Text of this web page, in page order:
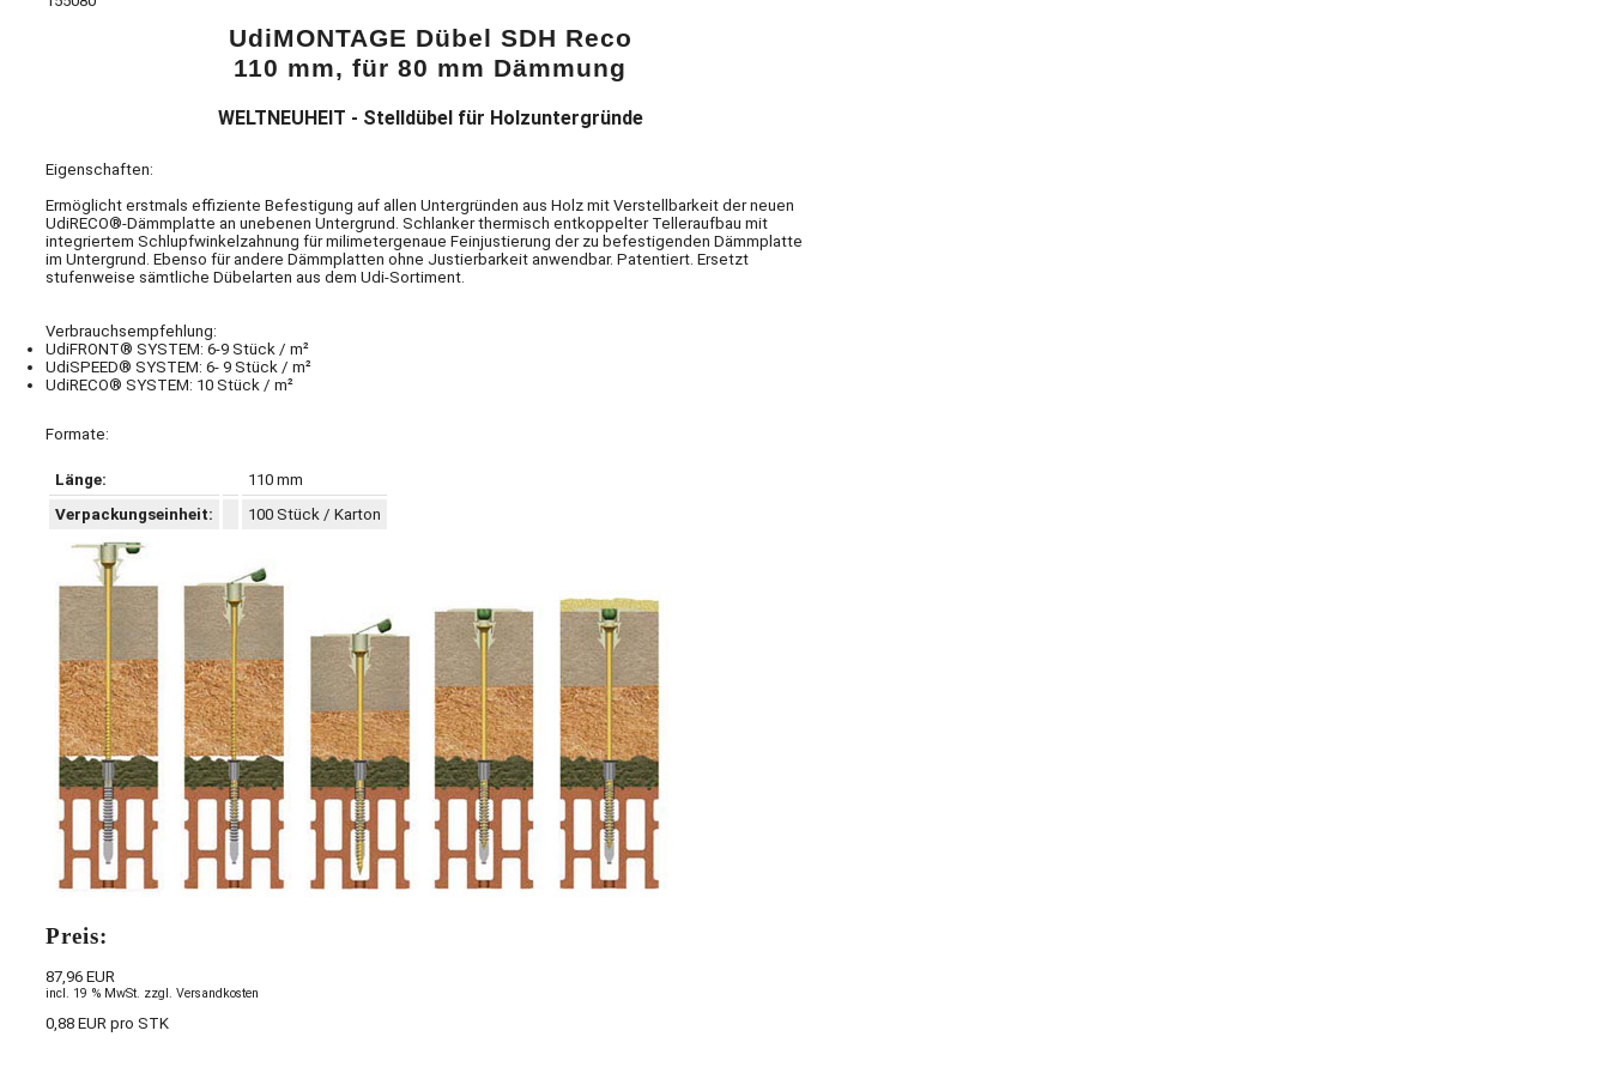
UdiMONTAGE Dübel SDH Reco
110 mm, für 80 mm Dämmung
WELTNEUHEIT - Stelldübel für Holzuntergründe
Eigenschaften:
Ermöglicht erstmals effiziente Befestigung auf allen Untergründen aus Holz mit Verstellbarkeit der neuen
UdiRECO®-Dämmplatte an unebenen Untergrund. Schlanker thermisch entkoppelter Telleraufbau mit
integriertem Schlupfwinkelzahnung für milimetergenaue Feinjustierung der zu befestigenden Dämmplatte
im Untergrund. Ebenso für andere Dämmplatten ohne Justierbarkeit anwendbar. Patentiert. Ersetzt
stufenweise sämtliche Dübelarten aus dem Udi-Sortiment.
Verbrauchsempfehlung:
UdiFRONT® SYSTEM: 6-9 Stück / m²
UdiSPEED® SYSTEM: 6- 9 Stück / m²
UdiRECO® SYSTEM: 10 Stück / m²
Formate:
Länge:
110 mm
Verpackungseinheit:
100 Stück / Karton
Preis:
87,96 EUR
incl. 19 % MwSt. zzgl. Versandkosten
0,88 EUR pro STK